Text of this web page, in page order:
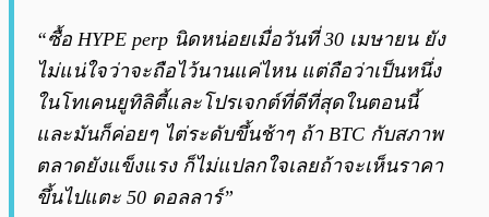
“ซื้อ HYPE perp นิดหน่อยเมื่อวันที่ 30 เมษายน ยัง
ไม่แน่ใจว่าจะถือไว้นานแค่ไหน แต่ถือว่าเป็นหนึ่ง
ในโทเคนยูทิลิตี้และโปรเจกต์ที่ดีที่สุดในตอนนี้
และมันก็ค่อยๆ ไต่ระดับขึ้นช้าๆ ถ้า BTC กับสภาพ
ตลาดยังแข็งแรง ก็ไม่แปลกใจเลยถ้าจะเห็นราคา
ขึ้นไปแตะ 50 ดอลลาร์”